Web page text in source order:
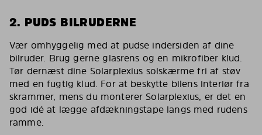
2. PUDS BILRUDERNE
Vær omhyggelig med at pudse indersiden af dine
bilruder. Brug gerne glasrens og en mikrofiber klud.
Tør dernæst dine Solarplexius solskærme fri af støv
med en fugtig klud. For at beskytte bilens interiør fra
skrammer, mens du monterer Solarplexius, er det en
god idé at lægge afdækningstape langs med rudens
ramme.